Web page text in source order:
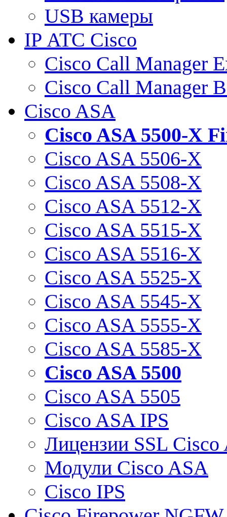
USB камеры
IP АТС Cisco
Cisco Call Manager
Cisco Call Manager
Cisco ASA
Cisco ASA 5500-X
Cisco ASA 5506-X
Cisco ASA 5508-X
Cisco ASA 5512-X
Cisco ASA 5515-X
Cisco ASA 5516-X
Cisco ASA 5525-X
Cisco ASA 5545-X
Cisco ASA 5555-X
Cisco ASA 5585-X
Cisco ASA 5500
Cisco ASA 5505
Cisco ASA IPS
Лицензии SSL Cisco
Модули Cisco ASA
Cisco IPS